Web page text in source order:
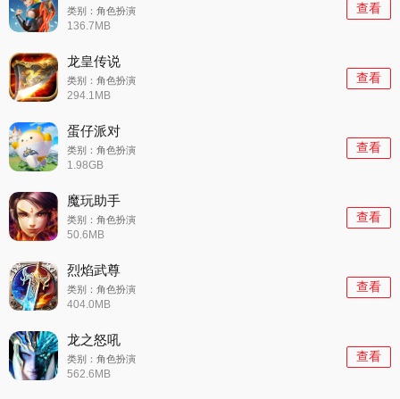
类别：角色扮演
136.7MB
查看
龙皇传说
类别：角色扮演
294.1MB
查看
蛋仔派对
类别：角色扮演
1.98GB
查看
魔玩助手
类别：角色扮演
50.6MB
查看
烈焰武尊
类别：角色扮演
404.0MB
查看
龙之怒吼
类别：角色扮演
562.6MB
查看